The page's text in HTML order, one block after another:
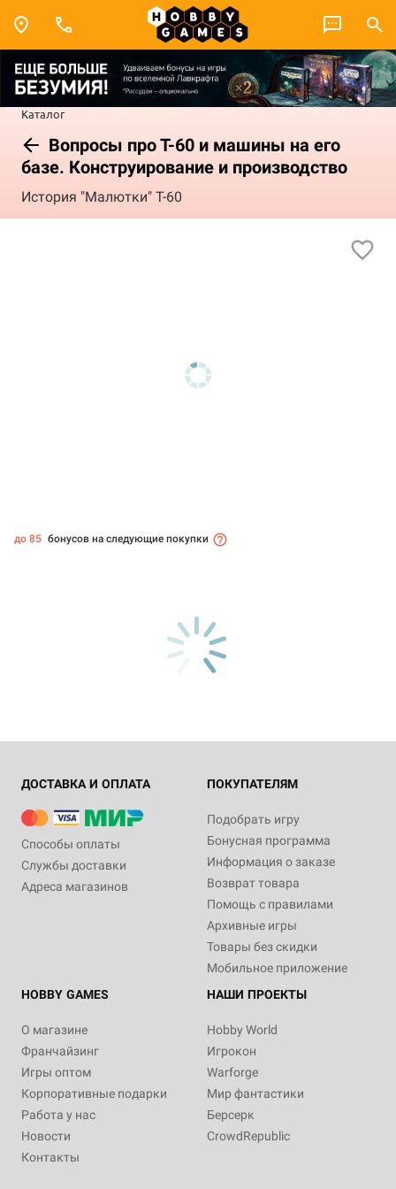
Каталог
Вопросы про Т-60 и машины на его
базе. Конструирование и производство
История "Малютки" Т-60
до 85 бонусов на следующие покупки
ДОСТАВКА И ОПЛАТА
Способы оплаты
Службы доставки
Адреса магазинов
ПОКУПАТЕЛЯМ
Подобрать игру
Бонусная программа
Информация о заказе
Возврат товара
Помощь с правилами
Архивные игры
Товары без скидки
Мобильное приложение
HOBBY GAMES
О магазине
Франчайзинг
Игры оптом
Корпоративные подарки
Работа у нас
Новости
Контакты
НАШИ ПРОЕКТЫ
Hobby World
Игрокон
Warforge
Мир фантастики
Берсерк
CrowdRepublic